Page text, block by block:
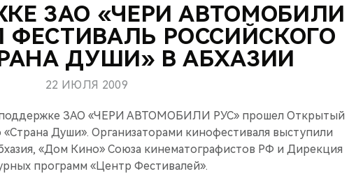
ЗАО «ЧЕРИ АВТОМОБИЛИ
ФЕСТИВАЛЬ РОССИЙСКОГО
ДУШИ» В АБХАЗИИ
22 ИЮЛЯ 2009
поддержке ЗАО «ЧЕРИ АВТОМОБИЛИ РУС» прошел Открытый
Души». Организаторами кинофестиваля выступили
«Дом Кино» Союза кинематографистов РФ и Дирекция
программ «Центр Фестивалей».